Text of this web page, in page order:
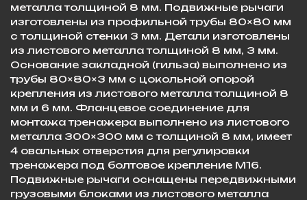
металла толщиной 8 мм. Подвижные рычаги
изготовлены из профильной трубы 80×80 мм
с толщиной стенки 3 мм. Детали изготовлены
из листового металла толщиной 8 мм, 3 мм.
Основание закладной (гильза) выполнено из
трубы 80×80×3 мм с цокольной опорой
крепления из листового металла толщиной 8
мм и 6 мм. Фланцевое соединение для
монтажа тренажера выполнено из листового
металла 300×300 мм с толщиной 8 мм, имеет
4 овальных отверстия для регулировки
тренажера под болтовое крепление М16.
Подвижные рычаги оснащены передвижными
грузовыми блоками из листового металла